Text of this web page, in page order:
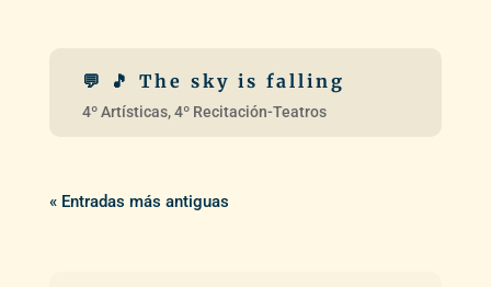
« Entradas más antiguas